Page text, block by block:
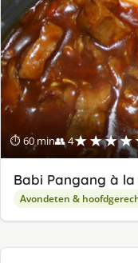
⏱ 60 min👥 4
Babi Pangang à la
Avondeten &